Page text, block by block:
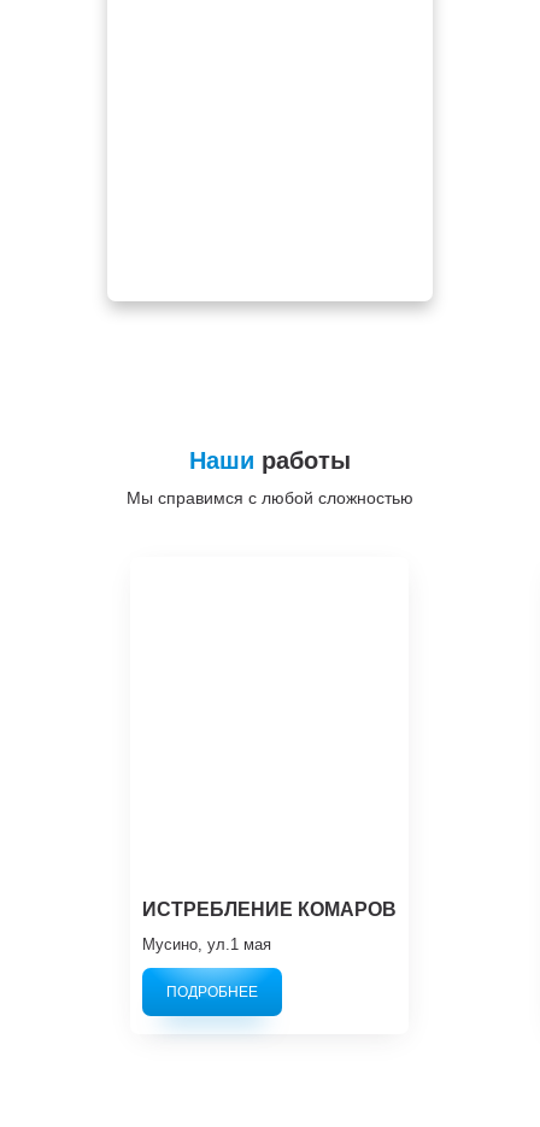
Наши работы
Мы справимся с любой сложностью
ИСТРЕБЛЕНИЕ КОМАРОВ
Мусино, ул.1 мая
ПОДРОБНЕЕ